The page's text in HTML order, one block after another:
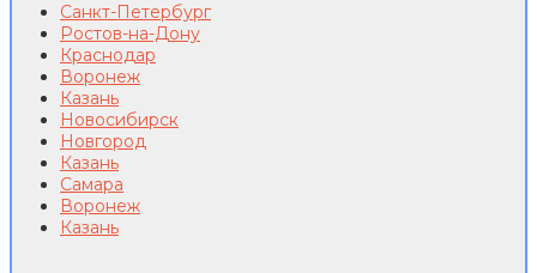
Санкт-Петербург
Ростов-на-Дону
Краснодар
Воронеж
Казань
Новосибирск
Новгород
Казань
Самара
Воронеж
Казань